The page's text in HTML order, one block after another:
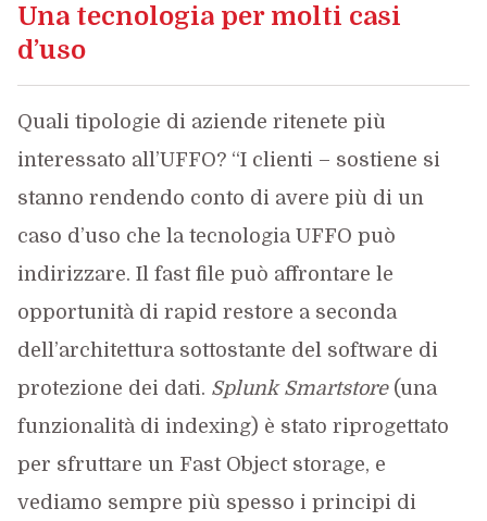
Una tecnologia per molti casi
d’uso
Quali tipologie di aziende ritenete più
interessato all’UFFO? “I clienti – sostiene si
stanno rendendo conto di avere più di un
caso d’uso che la tecnologia UFFO può
indirizzare. Il fast file può affrontare le
opportunità di rapid restore a seconda
dell’architettura sottostante del software di
protezione dei dati. Splunk Smartstore(una
funzionalità di indexing) è stato riprogettato
per sfruttare un Fast Object storage, e
vediamo sempre più spesso i principi di